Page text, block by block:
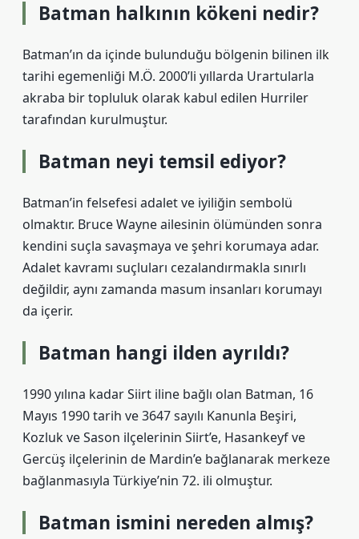
Batman halkının kökeni nedir?
Batman’ın da içinde bulunduğu bölgenin bilinen ilk
tarihi egemenliği M.Ö. 2000’li yıllarda Urartularla
akraba bir topluluk olarak kabul edilen Hurriler
tarafından kurulmuştur.
Batman neyi temsil ediyor?
Batman’in felsefesi adalet ve iyiliğin sembolü
olmaktır. Bruce Wayne ailesinin ölümünden sonra
kendini suçla savaşmaya ve şehri korumaya adar.
Adalet kavramı suçluları cezalandırmakla sınırlı
değildir, aynı zamanda masum insanları korumayı
da içerir.
Batman hangi ilden ayrıldı?
1990 yılına kadar Siirt iline bağlı olan Batman, 16
Mayıs 1990 tarih ve 3647 sayılı Kanunla Beşiri,
Kozluk ve Sason ilçelerinin Siirt’e, Hasankeyf ve
Gercüş ilçelerinin de Mardin’e bağlanarak merkeze
bağlanmasıyla Türkiye’nin 72. ili olmuştur.
Batman ismini nereden almış?